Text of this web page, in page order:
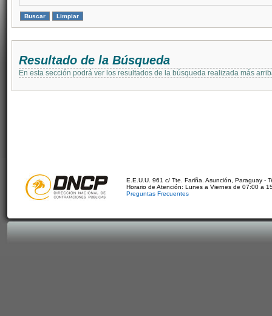
Resultado de la Búsqueda
En esta sección podrá ver los resultados de la búsqueda realizada más
E.E.U.U. 961 c/ Tte. Fariña. Asunción, Paraguay -
Horario de Atención: Lunes a Viernes de 07:00 a
Preguntas Frecuentes